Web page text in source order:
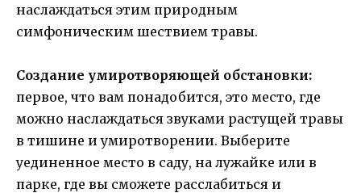
наслаждаться этим природным
симфоническим шествием травы.
Создание умиротворяющей обстановки:
первое, что вам понадобится, это место, где
можно наслаждаться звуками растущей травы
в тишине и умиротворении. Выберите
уединенное место в саду, на лужайке или в
парке, где вы сможете расслабиться и